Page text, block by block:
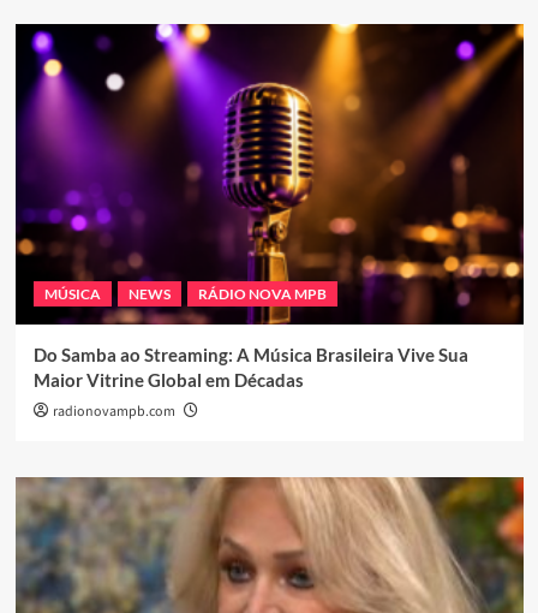
MÚSICA NEWS RÁDIO NOVA MPB
Do Samba ao Streaming: A Música Brasileira Vive Sua
Maior Vitrine Global em Décadas
radionovampb.com